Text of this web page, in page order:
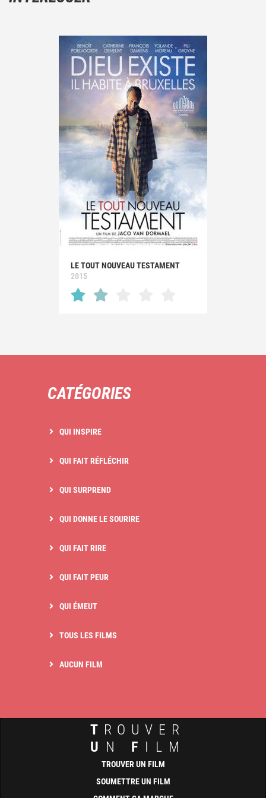
LE TOUT NOUVEAU TESTAMENT
2015
CATÉGORIES
QUI INSPIRE
QUI FAIT RÉFLÉCHIR
QUI SURPREND
QUI DONNE LE SOURIRE
QUI FAIT RIRE
QUI FAIT PEUR
QUI ÉMEUT
TOUS LES FILMS
AUCUN FILM
T ROUVER
U N F ILM
TROUVER UN FILM
SOUMETTRE UN FILM